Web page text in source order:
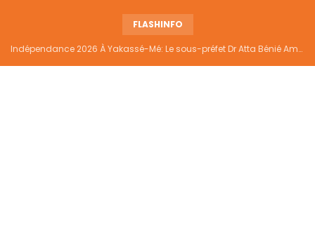
FLASHINFO
Indépendance 2026 À Yakassé-Mé: Le sous-préfet Dr Atta Bénié Amédé appelle à l’unité, à la sécurité et au développement